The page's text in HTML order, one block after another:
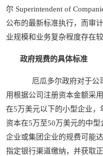
尔 Superintendent of
公布的最新标准执行，而审
业规模和业务复杂程度存在
政府规费的具体标准
厄瓜多尔政府对于公
用根据公司注册资本金额采
在5万美元以下的小型企业
资本在5万至50万美元的中
企业或集团企业的规费可能
指定银行渠道缴纳，并获取